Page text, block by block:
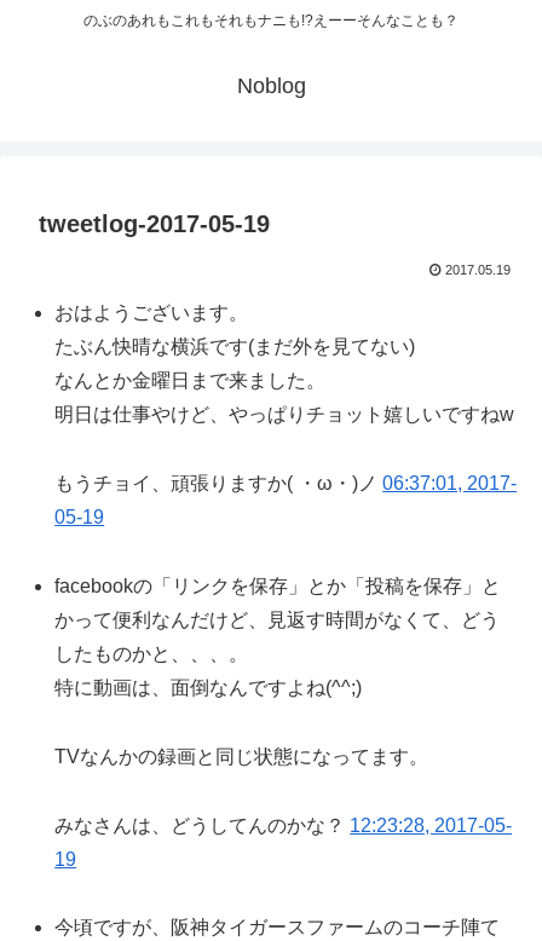
のぶのあれもこれもそれもナニも!?えーーそんなことも？
Noblog
tweetlog-2017-05-19
2017.05.19
おはようございます。
たぶん快晴な横浜です(まだ外を見てない)
なんとか金曜日まで来ました。
明日は仕事やけど、やっぱりチョット嬉しいですねw
もうチョイ、頑張りますか( ・ω・)ノ06:37:01, 2017-
05-19
facebookの「リンクを保存」とか「投稿を保存」と
かって便利なんだけど、見返す時間がなくて、どう
したものかと、、、。
特に動画は、面倒なんですよね(^^;)
TVなんかの録画と同じ状態になってます。
みなさんは、どうしてんのかな？ 12:23:28, 2017-05-
19
今頃ですが、阪神タイガースファームのコーチ陣て